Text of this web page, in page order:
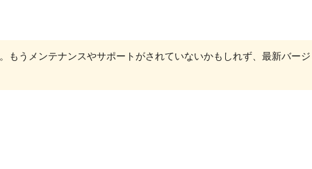
。もうメンテナンスやサポートがされていないかもしれず、最新バー